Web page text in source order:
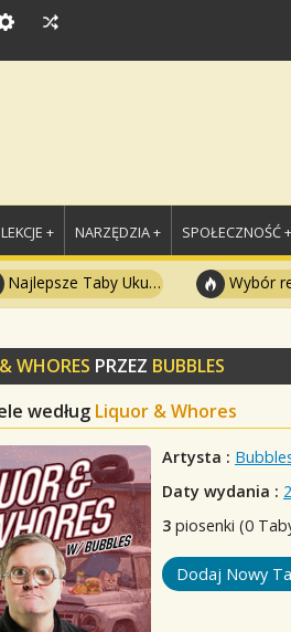
LEKCJE + NARZĘDZIA + SPOŁECZNOŚĆ +
Najlepsze Taby Ukulele Wybór
WHORES PRZEZ BUBBLES
według Liquor & Whores
Artysta :
Daty wydania :
3 piosenki (0
Dodaj Nowy